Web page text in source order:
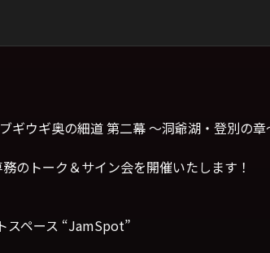
ギウギ奥の細道 第二幕 ～洞爺湖・登別の
のトーク＆サイン会を開催いたします！
ペース “JamSpot”